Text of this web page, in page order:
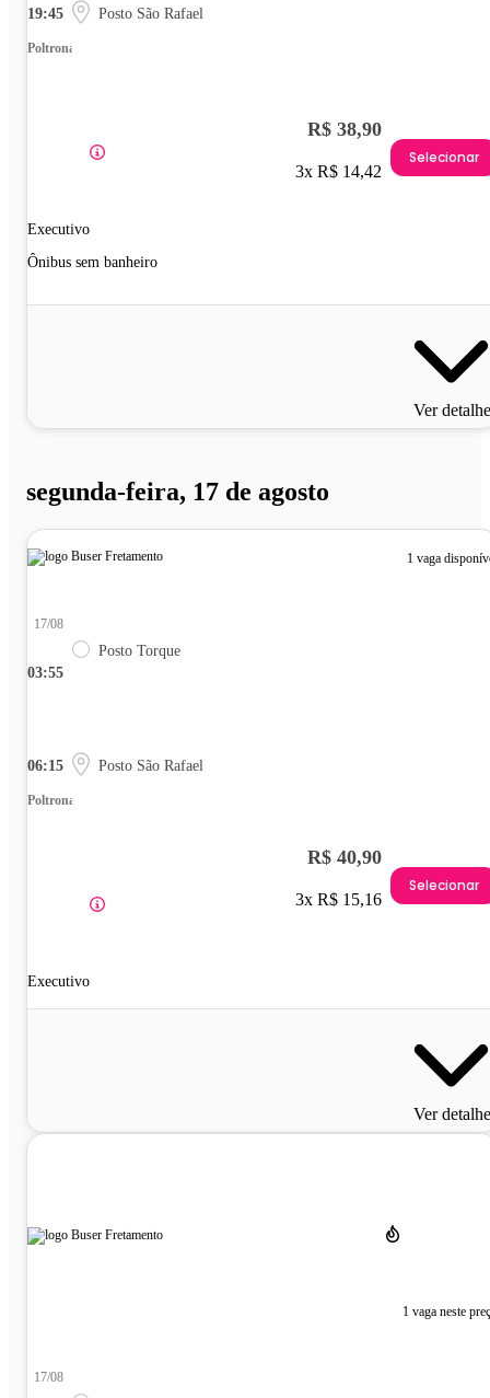
19:45 Posto São Rafael
Poltrona
Executivo
Ônibus sem banheiro
R$ 38,90
3x R$ 14,42
Selecionar
Ver
segunda-feira, 17 de agosto
1 vaga
03:55
17/08
Posto Torque
06:15 Posto São Rafael
Poltrona
Executivo
R$ 40,90
3x R$ 15,16
Selecionar
Ver
1 vaga neste
17/08